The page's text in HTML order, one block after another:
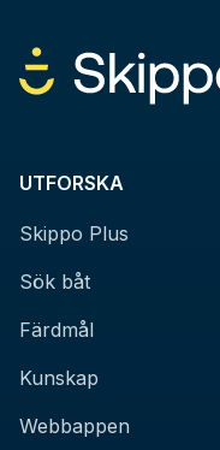
UTFORSKA
Skippo Plus
Sök båt
Färdmål
Kunskap
Webbappen